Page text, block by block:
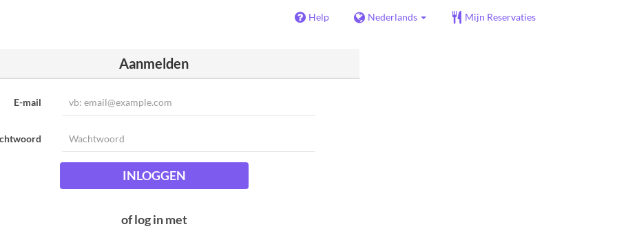
Help Nederlands Mijn Reservaties
Aanmelden
E-mail
INLOGGEN
of log in met